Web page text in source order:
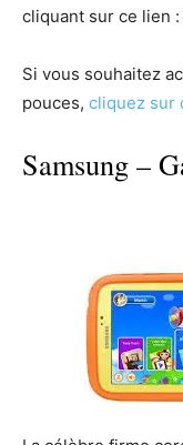
cliquant sur ce lien :
Si vous souhaitez
pouces, cliquez sur
Samsung –